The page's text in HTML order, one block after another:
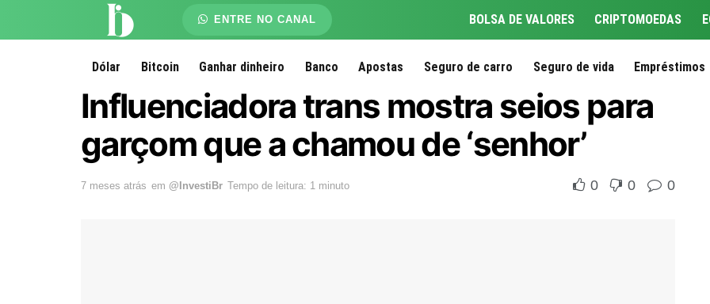
ENTRE NO CANAL BOLSA DE VALORES CRIPTOMOEDAS
Dólar Bitcoin Ganhar dinheiro Banco Apostas Seguro de carro Seguro de vida Empréstimos
Influenciadora trans mostra seios para
garçom que a chamou de ‘senhor’
7 meses atrás em @InvestiBr Tempo de leitura: 1 minuto 0 0 0